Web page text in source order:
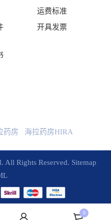
0
运费标准
开具发票
药房 海拉药房HIRA
All Rights Reserved. Sitemap